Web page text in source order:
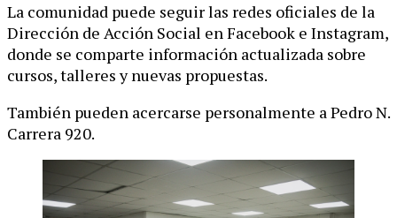
La comunidad puede seguir las redes oficiales de la
Dirección de Acción Social en Facebook e Instagram,
donde se comparte información actualizada sobre
cursos, talleres y nuevas propuestas.
También pueden acercarse personalmente a Pedro N.
Carrera 920.